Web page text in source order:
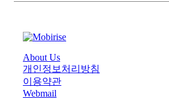
About Us
개인정보처리방침
이용약관
Webmail